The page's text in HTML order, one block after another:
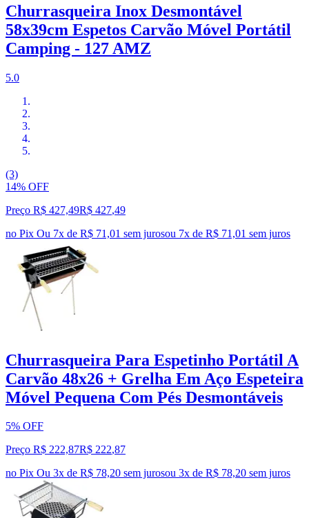
Churrasqueira Inox Desmontável
58x39cm Espetos Carvão Móvel Portátil
Camping - 127 AMZ
5.0
(3)
14% OFF
Preço R$ 427,49R$ 427,49
no Pix Ou 7x de R$ 71,01 sem jurosou 7x de R$ 71,01 sem juros
Churrasqueira Para Espetinho Portátil A
Carvão 48x26 + Grelha Em Aço Espeteira
Móvel Pequena Com Pés Desmontáveis
5% OFF
Preço R$ 222,87R$ 222,87
no Pix Ou 3x de R$ 78,20 sem jurosou 3x de R$ 78,20 sem juros